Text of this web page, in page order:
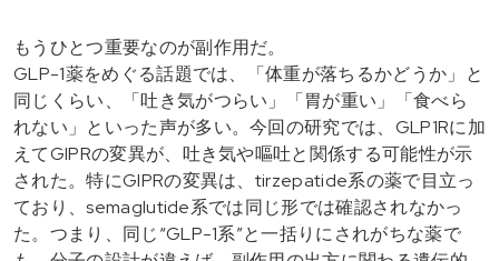
もうひとつ重要なのが副作用だ。
GLP-1薬をめぐる話題では、「体重が落ちるかどうか」と
同じくらい、「吐き気がつらい」「胃が重い」「食べら
れない」といった声が多い。今回の研究では、GLP1Rに加
えてGIPRの変異が、吐き気や嘔吐と関係する可能性が示
された。特にGIPRの変異は、tirzepatide系の薬で目立っ
ており、semaglutide系では同じ形では確認されなかっ
た。つまり、同じ“GLP-1系”と一括りにされがちな薬で